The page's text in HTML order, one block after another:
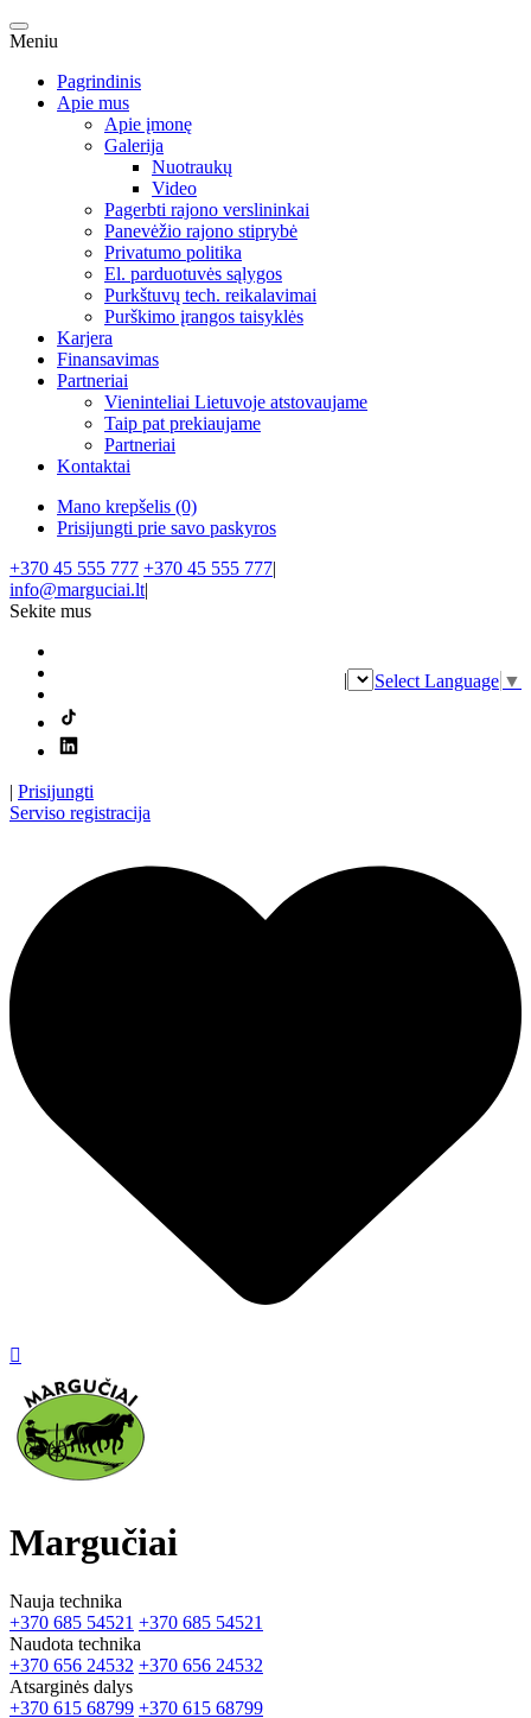
Meniu
Pagrindinis
Apie mus
Apie įmonę
Galerija
Nuotraukų
Video
Pagerbti rajono verslininkai
Panevėžio rajono stiprybė
Privatumo politika
El. parduotuvės sąlygos
Purkštuvų tech. reikalavimai
Purškimo įrangos taisyklės
Karjera
Finansavimas
Partneriai
Vieninteliai Lietuvoje atstovaujame
Taip pat prekiaujame
Partneriai
Kontaktai
Mano krepšelis (0)
Prisijungti prie savo paskyros
+370 45 555 777 +370 45 555 777|
info@marguciai.lt|
Sekite mus
| Prisijungti
| Select Language ▼
Serviso registracija

Margučiai
Nauja technika
+370 685 54521 +370 685 54521
Naudota technika
+370 656 24532 +370 656 24532
Atsarginės dalys
+370 615 68799 +370 615 68799